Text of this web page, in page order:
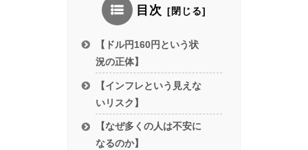
目次
【ドル円160円という状
況の正体】
【インフレという見えな
いリスク】
【なぜ多くの人は不安に
なるのか】